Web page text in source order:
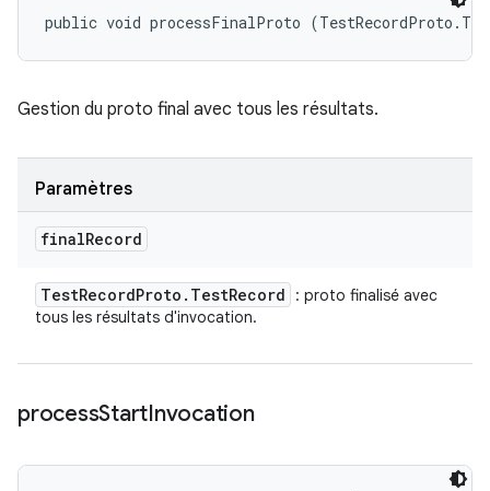
public void processFinalProto
Gestion du proto final avec tous les résultats.
Paramètres
finalRecord
TestRecordProto . TestRecord
: proto finalisé avec
tous les résultats d'invocation.
processStartInvocation